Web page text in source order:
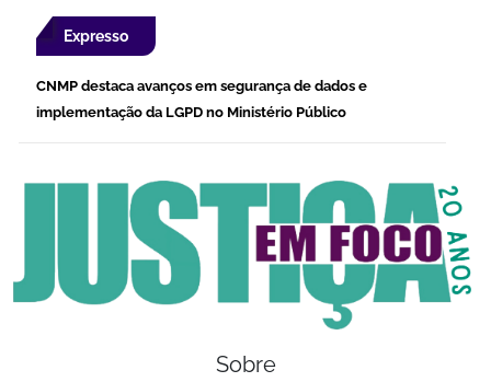
Expresso
CNMP destaca avanços em segurança de dados e
implementação da LGPD no Ministério Público
Sobre